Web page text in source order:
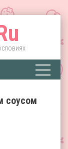
соусом